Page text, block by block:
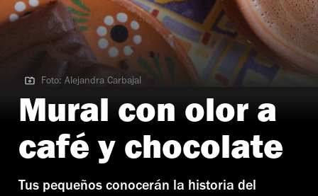
Foto: Alejandra Carbajal
Foto: Alejandra Carbajal
Mural con olor a
café y chocolate
Tus pequeños conocerán la historia del